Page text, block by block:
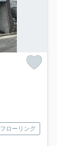
フローリング